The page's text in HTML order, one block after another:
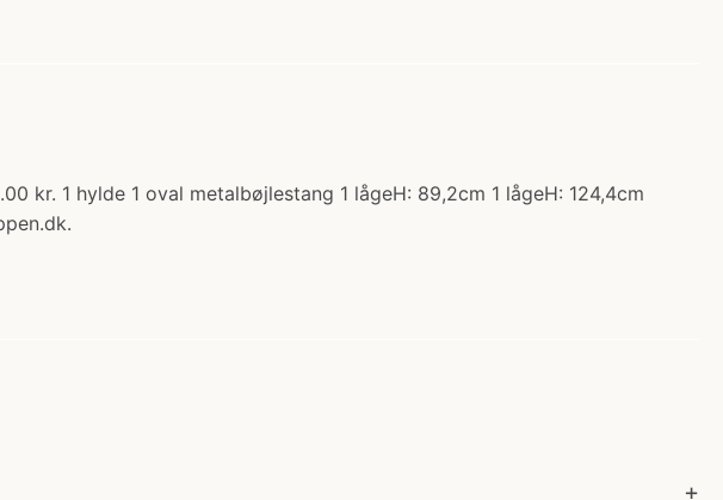
kr. 1 hylde 1 oval metalbøjlestang 1 lågeH: 89,2cm 1 lågeH: 124,4cm